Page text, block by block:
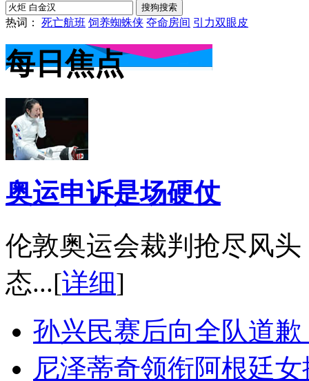
热词： 死亡航班 饲养蜘蛛侠 夺命房间 引力双眼皮
每日焦点
奥运申诉是场硬仗
伦敦奥运会裁判抢尽风
态...[详细]
孙兴民赛后向全队道
尼泽蒂奇领衔阿根廷